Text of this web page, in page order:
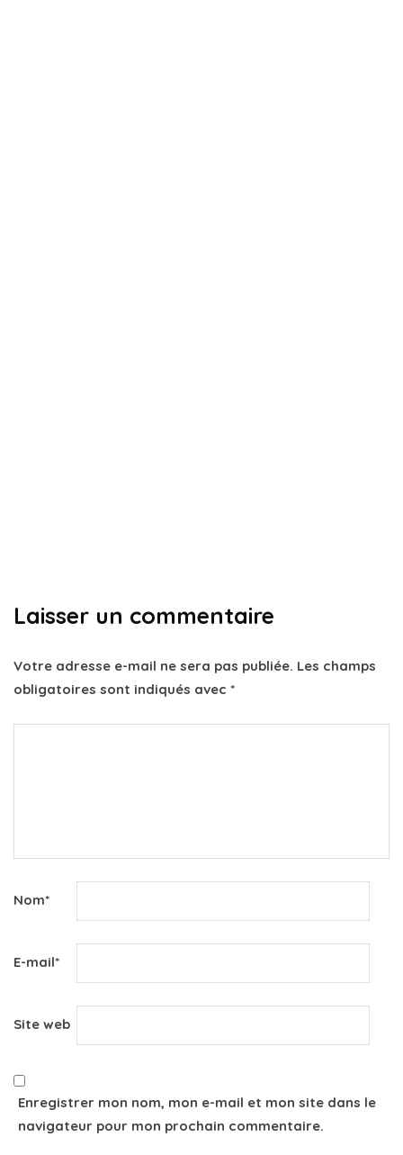
Laisser un commentaire
Votre adresse e-mail ne sera pas publiée. Les champs
obligatoires sont indiqués avec *
Nom*
E-mail*
Site web
Enregistrer mon nom, mon e-mail et mon site dans le
navigateur pour mon prochain commentaire.